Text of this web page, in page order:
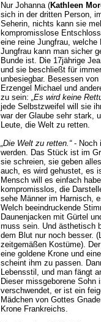
Nur Johanna (Kathleen
sich in der dritten Person,
Seherin, nichts kann sie
kompromisslose
eine reine Jungfrau,
Jungfrau kann man sicher
Bunde ist. Die 17jährige
und sie beschließt für
unbesiegbar. Besessen
Erzengel Michael und
zu sein: „Es wird keine
jede Selbstzweifel will sie
war der Glaube sehr stark,
Leute, die Welt zu retten.
„Die Welt zu retten.“- Noch
werden. Das Stück ist im
sie schreien, sie geben
auch, es wird gehustet, es
Mensch will es einfach
kompromisslos, die
sehe Männer im Harnisch,
Welch beeindruckende
Daunenjacken mit Gürtel
muss sein. Und ästhetisch
dem Blut nur noch besser.
zeitgemäßen Kostüme).
eine goldene Krone und
scheint ihm zu passen.
Lebensstil, und man fängt
Dieser missgeborene
verschwendet, er ist ein
Mädchen von Gottes
Krone Frankreichs.